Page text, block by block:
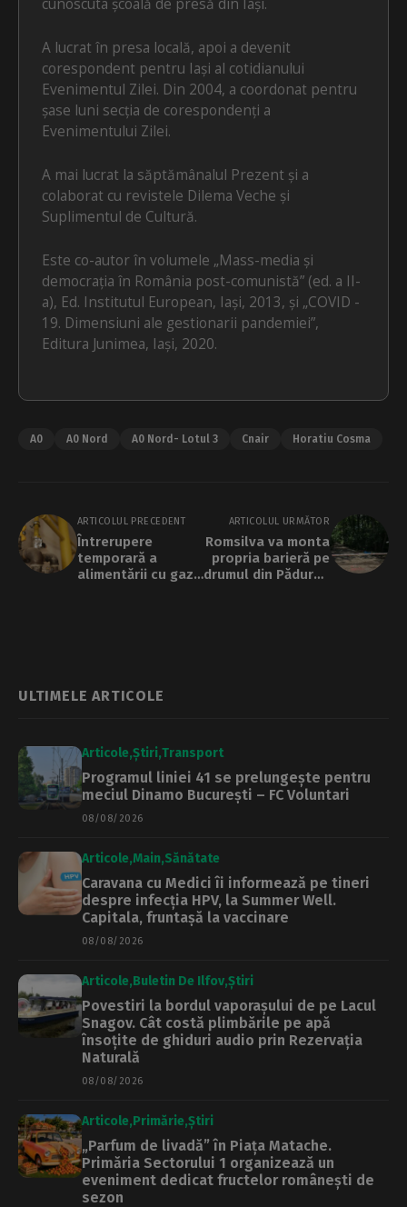
A lucrat în presa locală, apoi a devenit
corespondent pentru Iași al cotidianului
Evenimentul Zilei. Din 2004, a coordonat pentru
șase luni secția de corespondenți a
Evenimentului Zilei.
A mai lucrat la săptămânalul Prezent și a
colaborat cu revistele Dilema Veche și
Suplimentul de Cultură.
Este co-autor în volumele „Mass-media și
democrația în România post-comunistă” (ed. a II-
a), Ed. Institutul European, Iași, 2013, și „COVID -
19. Dimensiuni ale gestionarii pandemiei”,
Editura Junimea, Iași, 2020.
A0 A0 Nord A0 Nord- Lotul 3 Cnair Horatiu Cosma
ARTICOLUL PRECEDENT
Întrerupere
temporară a
alimentării cu gaze
ARTICOLUL URMĂTOR
Romsilva va monta
propria barieră pe
drumul din Pădurea
ULTIMELE ARTICOLE
Articole Știri Transport
Programul liniei 41 se prelungește pentru
meciul Dinamo București – FC Voluntari
08/08/2026
Articole Main Sănătate
Caravana cu Medici îi informează pe tineri
despre infecția HPV, la Summer Well.
Capitala, fruntașă la vaccinare
08/08/2026
Articole Buletin De Ilfov Știri
Povestiri la bordul vaporașului de pe Lacul
Snagov. Cât costă plimbările pe apă
însoțite de ghiduri audio prin Rezervația
Naturală
08/08/2026
Articole Primărie Știri
„Parfum de livadă” în Piața Matache.
Primăria Sectorului 1 organizează un
eveniment dedicat fructelor românești de
sezon